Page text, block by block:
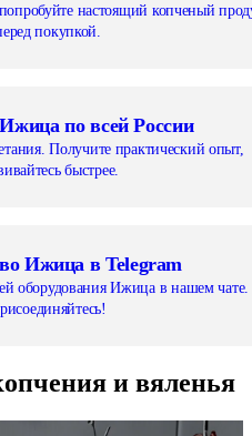
настоящий копченый
покупкой.
по всей России
Получите практический опыт,
быстрее.
Ижица в Telegram
оборудования Ижица в нашем чате.
и вяленья